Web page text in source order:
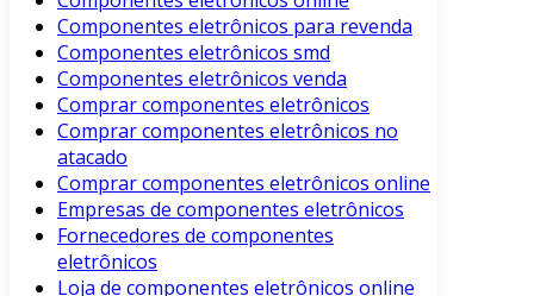
Componentes eletrônicos para revenda
Componentes eletrônicos smd
Componentes eletrônicos venda
Comprar componentes eletrônicos
Comprar componentes eletrônicos no
atacado
Comprar componentes eletrônicos online
Empresas de componentes eletrônicos
Fornecedores de componentes
eletrônicos
Loja de componentes eletrônicos online